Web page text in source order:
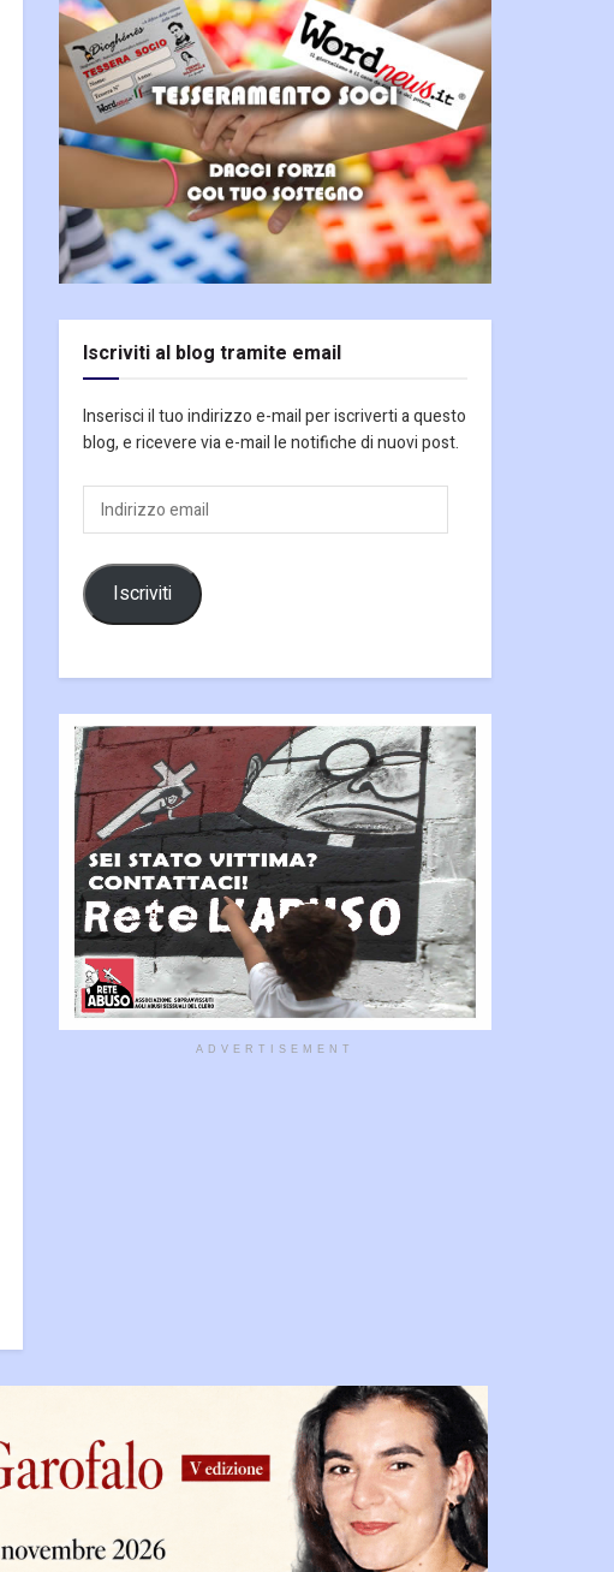
Iscriviti al blog tramite email
Inserisci il tuo indirizzo e-mail per iscriverti a questo
blog, e ricevere via e-mail le notifiche di nuovi post.
Indirizzo
email
Iscriviti
ADVERTISEMENT